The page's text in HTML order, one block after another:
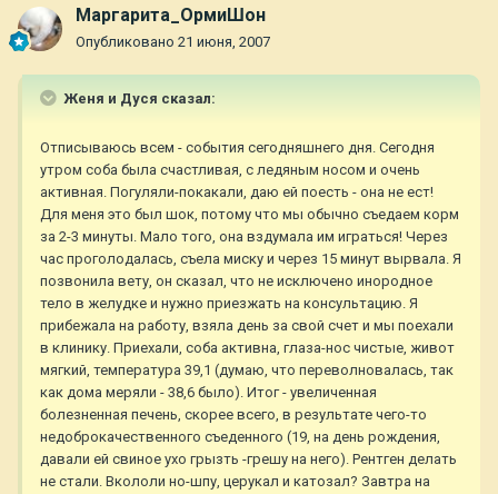
Маргарита_ОрмиШон
Опубликовано 21 июня, 2007
Женя и Дуся сказал:
Отписываюсь всем - события сегодняшнего дня. Сегодня
утром соба была счастливая, с ледяным носом и очень
активная. Погуляли-покакали, даю ей поесть - она не ест!
Для меня это был шок, потому что мы обычно съедаем корм
за 2-3 минуты. Мало того, она вздумала им играться! Через
час проголодалась, съела миску и через 15 минут вырвала. Я
позвонила вету, он сказал, что не исключено инородное
тело в желудке и нужно приезжать на консультацию. Я
прибежала на работу, взяла день за свой счет и мы поехали
в клинику. Приехали, соба активна, глаза-нос чистые, живот
мягкий, температура 39,1 (думаю, что переволновалась, так
как дома меряли - 38,6 было). Итог - увеличенная
болезненная печень, скорее всего, в результате чего-то
недоброкачественного съеденного (19, на день рождения,
давали ей свиное ухо грызть -грешу на него). Рентген делать
не стали. Вкололи но-шпу, церукал и катозал? Завтра на